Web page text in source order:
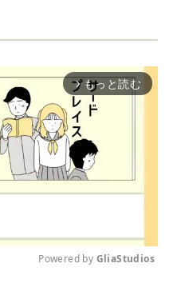
arrow_forward_ios もっと読む
Powered by GliaStudios